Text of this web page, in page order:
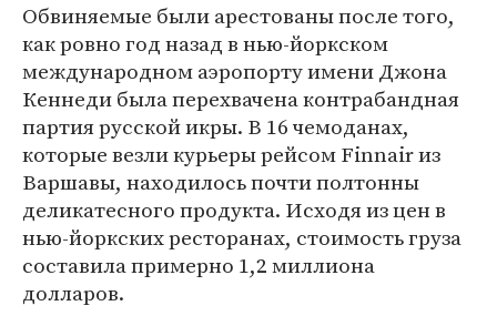
Обвиняемые были арестованы после того,
как ровно год назад в нью-йоркском
международном аэропорту имени Джона
Кеннеди была перехвачена контрабандная
партия русской икры. В 16 чемоданах,
которые везли курьеры рейсом Finnair из
Варшавы, находилось почти полтонны
деликатесного продукта. Исходя из цен в
нью-йоркских ресторанах, стоимость груза
составила примерно 1,2 миллиона
долларов.